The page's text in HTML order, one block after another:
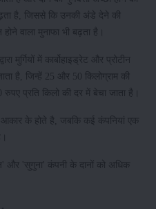
है, जिससे कि उनकी अंडे देने की
वाला मुनाफा भी बढ़ता है।
मुर्गियों में कार्बोहाइड्रेट और प्रोटीन
है, जिन्हें 25 और 50 किलोग्राम की
प्रति किलो की दर में बेचा जाता है।
के होते है, जबकि कई कंपनियां एक
और 'सुगुना' कंपनी के दानों को अधिक